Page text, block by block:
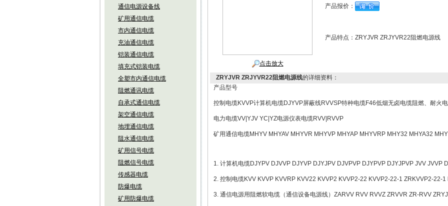
通信电源设备线
矿用通信电缆
市内通信电缆
充油通信电缆
铠装通信电缆
填充式铠装电缆
全塑市内通信电缆
阻燃通讯电缆
自承式通信电缆
架空通信电缆
地埋通信电缆
阻水通信电缆
矿用信号电缆
阻燃信号电缆
传感器电缆
防爆电缆
矿用防爆电缆
点击放大
产品报价：
产品特点： ZRYJVR ZRJYVR22阻燃电源线
ZRYJVR ZRJYVR22阻燃电源线的详细资料：
产品型号
控制电缆KVVP计算机电缆DJYVP屏蔽线RVVSP特种电缆F46低烟无卤电缆阻燃、耐火
电力电缆VV|YJV YC|YZ电源仪表电缆RVV|RVVP
矿用通信电缆MHYV MHYAV MHYVR MHYVP MHYAP MHYVRP MHY32 MHYA32
1. 计算机电缆DJYPV DJVVP DJYVP DJYJPV DJVPVP DJYPVP DJYJPVP JVV JVVP
2. 控制电缆KVV KVVP KVVRP KVV22 KVVP2 KVVP2-22 KVVP2-22-1 ZRKVVP2-22-1
3. 通信电源用阻燃软电缆（通信设备电源线）ZARVV RVV RVVZ ZRVVR ZR-RVV